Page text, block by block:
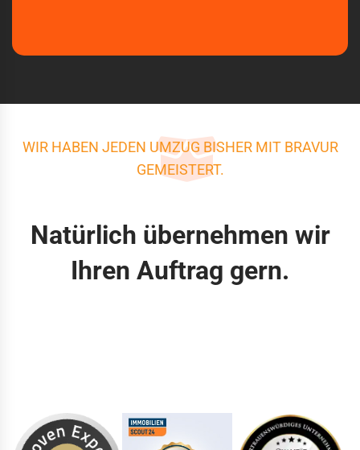
WIR HABEN JEDEN UMZUG BISHER MIT BRAVUR
GEMEISTERT.
Natürlich übernehmen wir
Ihren Auftrag gern.